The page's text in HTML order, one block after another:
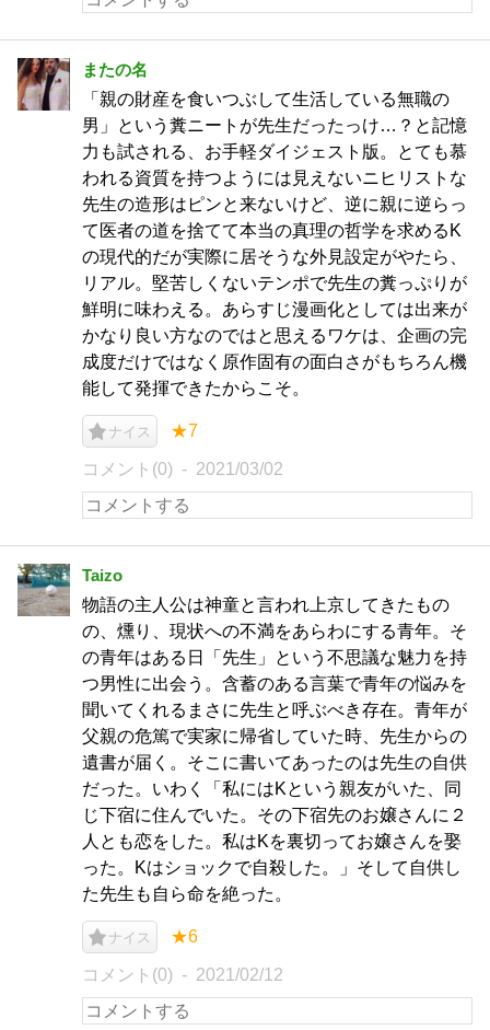
またの名
「親の財産を食いつぶして生活している無職の
男」という糞ニートが先生だったっけ…？と記憶
力も試される、お手軽ダイジェスト版。とても慕
われる資質を持つようには見えないニヒリストな
先生の造形はピンと来ないけど、逆に親に逆らっ
て医者の道を捨てて本当の真理の哲学を求めるK
の現代的だが実際に居そうな外見設定がやたら、
リアル。堅苦しくないテンポで先生の糞っぷりが
鮮明に味わえる。あらすじ漫画化としては出来が
かなり良い方なのではと思えるワケは、企画の完
成度だけではなく原作固有の面白さがもちろん機
能して発揮できたからこそ。
ナイス ★7
コメント(0) 2021/03/02
Taizo
物語の主人公は神童と言われ上京してきたもの
の、燻り、現状への不満をあらわにする青年。そ
の青年はある日「先生」という不思議な魅力を持
つ男性に出会う。含蓄のある言葉で青年の悩みを
聞いてくれるまさに先生と呼ぶべき存在。青年が
父親の危篤で実家に帰省していた時、先生からの
遺書が届く。そこに書いてあったのは先生の自供
だった。いわく「私にはKという親友がいた、同
じ下宿に住んでいた。その下宿先のお嬢さんに２
人とも恋をした。私はKを裏切ってお嬢さんを娶
った。Kはショックで自殺した。」そして自供し
た先生も自ら命を絶った。
ナイス ★6
コメント(0) 2021/02/12